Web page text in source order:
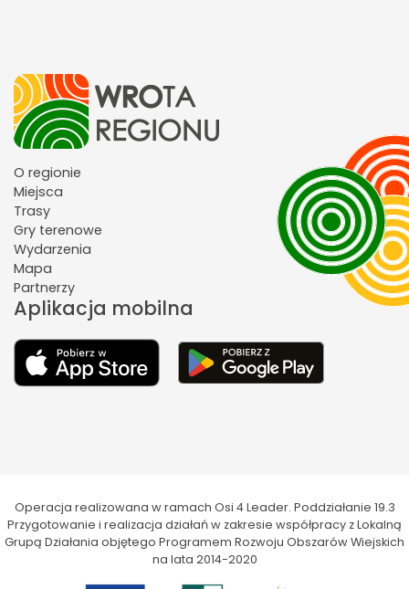
O regionie
Miejsca
Trasy
Gry terenowe
Wydarzenia
Mapa
Partnerzy
Aplikacja mobilna
Operacja realizowana w ramach Osi 4 Leader. Poddziałanie 19.3
Przygotowanie i realizacja działań w zakresie współpracy z Lokalną
Grupą Działania objętego Programem Rozwoju Obszarów Wiejskich
na lata 2014-2020